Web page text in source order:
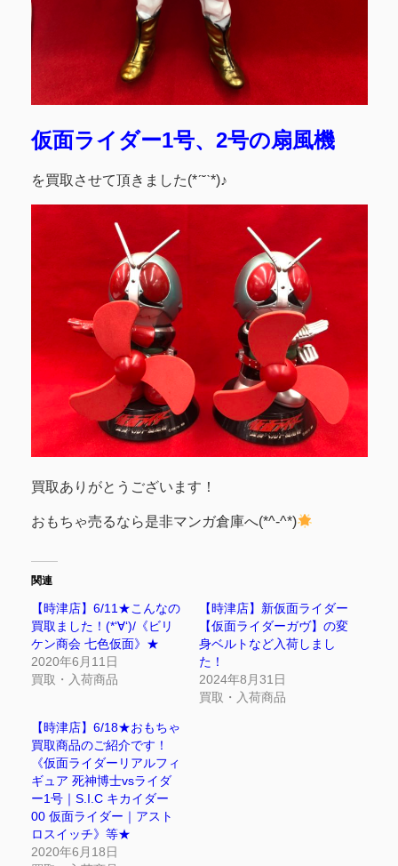
仮面ライダー1号、2号の扇風機
を買取させて頂きました(*ˊ˘ˋ*)♪
買取ありがとうございます！
おもちゃ売るなら是非マンガ倉庫へ(*^-^*)
関連
【時津店】6/11★こんなの
買取ました！(*‘∀‘)/《ビリ
ケン商会 七色仮面》★
2020年6月11日
買取・入荷商品
【時津店】新仮面ライダー
【仮面ライダーガヴ】の変
身ベルトなど入荷しまし
た！
2024年8月31日
買取・入荷商品
【時津店】6/18★おもちゃ
買取商品のご紹介です！
《仮面ライダーリアルフィ
ギュア 死神博士vsライダ
ー1号｜S.I.C キカイダー
00 仮面ライダー｜アスト
ロスイッチ》等★
2020年6月18日